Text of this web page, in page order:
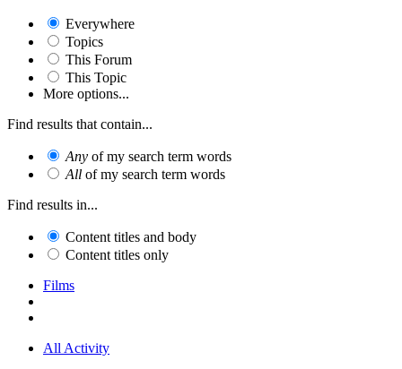
Everywhere
Topics
This Forum
This Topic
More options...
Find results that contain...
Any of my search term words
All of my search term words
Find results in...
Content titles and body
Content titles only
Films
All Activity